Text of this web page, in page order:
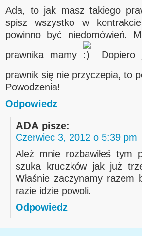
Ada, to jak masz takiego
spisz wszystko w
powinno być niedomówień.
prawnika mamy
prawnik się nie przyczepia, to
Powodzenia!
Odpowiedz
ADA pisze:
Czerwiec 3, 2012 o 5:39 pm
Ależ mnie rozbawiłeś tym
szuka kruczków jak już
Właśnie zaczynamy
razie idzie powoli.
Odpowiedz